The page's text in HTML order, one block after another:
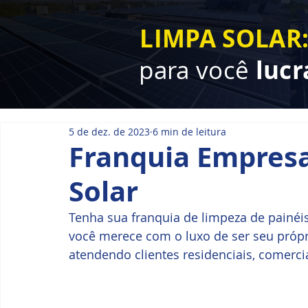
LIMPA SOLAR:
para você
Franquia
Solar
5 de dez. de 2023 6 min de leitura
Tenha sua franquia de limpeza de
você merece com o luxo de ser seu
atendendo clientes residenciais,